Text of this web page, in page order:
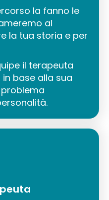
la fanno le
al
la tua storia e per
il terapeuta
base alla sua